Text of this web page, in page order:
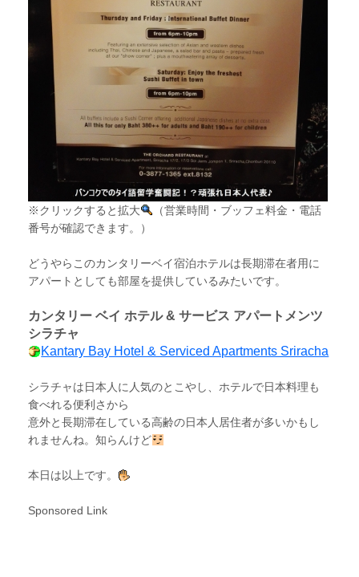
※クリックすると拡大
（営業時間・ブッフェ料金・電話
番号が確認できます。）
どうやらこのカンタリーベイ宿泊ホテルは長期滞在者用に
アパートとしても部屋を提供しているみたいです。
カンタリー ベイ ホテル & サービス アパートメンツ
シラチャ
Kantary Bay Hotel & Serviced Apartments Sriracha
シラチャは日本人に人気のとこやし、ホテルで日本料理も
食べれる便利さから
意外と長期滞在している高齢の日本人居住者が多いかもし
れませんね。知らんけど
本日は以上です。
Sponsored Link